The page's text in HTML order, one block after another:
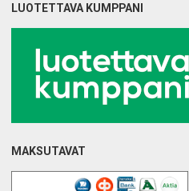
LUOTETTAVA KUMPPANI
MAKSUTAVAT